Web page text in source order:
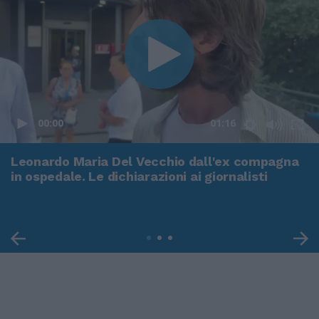
00:00 01:16
Leonardo Maria Del Vecchio dall'ex compagna
in ospedale. Le dichiarazioni ai giornalisti